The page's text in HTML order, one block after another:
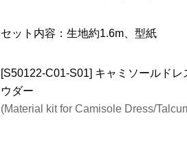
セット内容：生地約1.6m、型紙
[S50122-C01-S01] キャミソールド
ウダー
(Material kit for Camisole Dress/